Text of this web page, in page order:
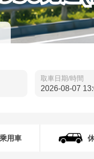
取車日期/時間
乘用車